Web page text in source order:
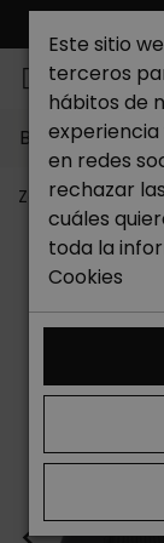
Buscar...
Zapateria
Este sitio
terceros
hábitos de
en redes
rechazar
cuáles
toda la
Cookies